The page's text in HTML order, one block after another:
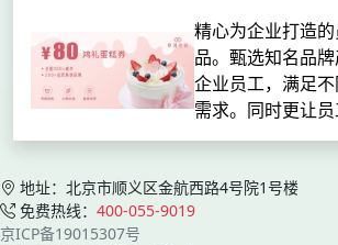
精心为企业打造
品。甄选知名品
企业员工，满足
需求。同时更让
的暖心关爱 。鸿
地址：北京市顺义区金航西路4号院1号楼
免费热线： 400-055-9019
京ICP备19015307号